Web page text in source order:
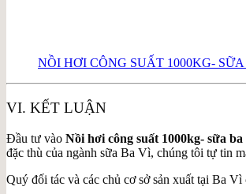
NỒI HƠI CÔNG SUẤT 1000KG-
VI. KẾT LUẬN
Đầu tư vào Nồi hơi công suất 1000kg- sữa ba
đặc thù của ngành sữa Ba Vì, chúng tôi tự tin
Quý đối tác và các chủ cơ sở sản xuất tại Ba